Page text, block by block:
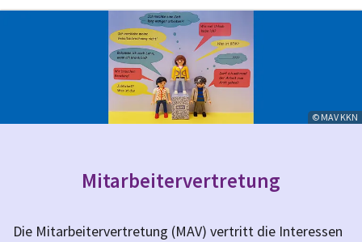
© MAV KKN
Mitarbeitervertretung
Die Mitarbeitervertretung (MAV) vertritt die Interessen